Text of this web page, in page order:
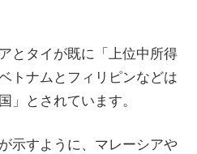
とタイが既に「上位中所得
トナムとフィリピンなどは
」とされています。
示すように、マレーシアや